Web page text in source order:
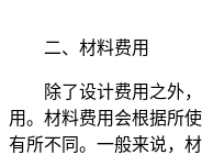
二、材料费用
除了设计费用之外，
用。材料费用会根据所
有所不同。一般来说，